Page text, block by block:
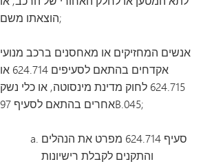
הוצאתו משם;
אנשים המחזיקים או מאחסנים ברכב מנועי
אקדחים בהתאם לסעיפים 624.714 או
624.715 לחוק מדינת מינסוטה, או כלי נשק
אחרים בהתאם לסעיף 97B.045;
סעיף 624.714 מפרט את הנהלים
והתקנים לקבלת רישיונות